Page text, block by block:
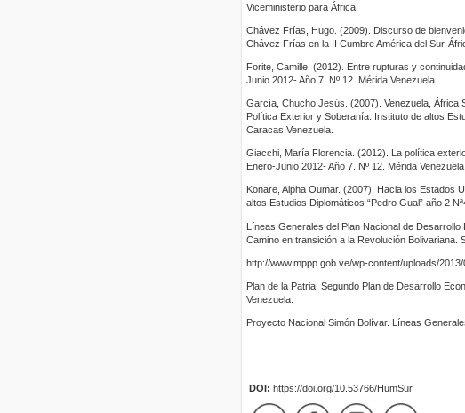
Viceministerio para África.
Chávez Frías, Hugo. (2009). Discurso de
Chávez Frías en la II Cumbre América del Sur-
Forite, Camille. (2012). Entre rupturas y
Junio 2012- Año 7. Nº 12. Mérida Venezuela.
García, Chucho Jesús. (2007). Venezuela, África
Política Exterior y Soberanía. Instituto de altos
Caracas Venezuela.
Giacchi, María Florencia. (2012). La política
Enero-Junio 2012- Año 7. Nº 12. Mérida Venezuela.
Konare, Alpha Oumar. (2007). Hacia los Estados
altos Estudios Diplomáticos “Pedro Gual” año 2
Líneas Generales del Plan Nacional de
Camino en transición a la Revolución Bolivariana.
http://www.mppp.gob.ve/wp-content/uploads/
Plan de la Patria. Segundo Plan de Desarrollo
Venezuela.
Proyecto Nacional Simón Bolívar. Líneas
DOI: https://doi.org/10.53766/HumSur